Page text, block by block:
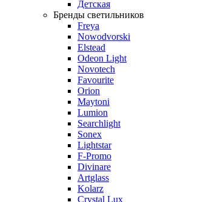
Детская
Бренды светильников
Freya
Nowodvorski
Elstead
Odeon Light
Novotech
Favourite
Orion
Maytoni
Lumion
Searchlight
Sonex
Lightstar
F-Promo
Divinare
Artglass
Kolarz
Crystal Lux